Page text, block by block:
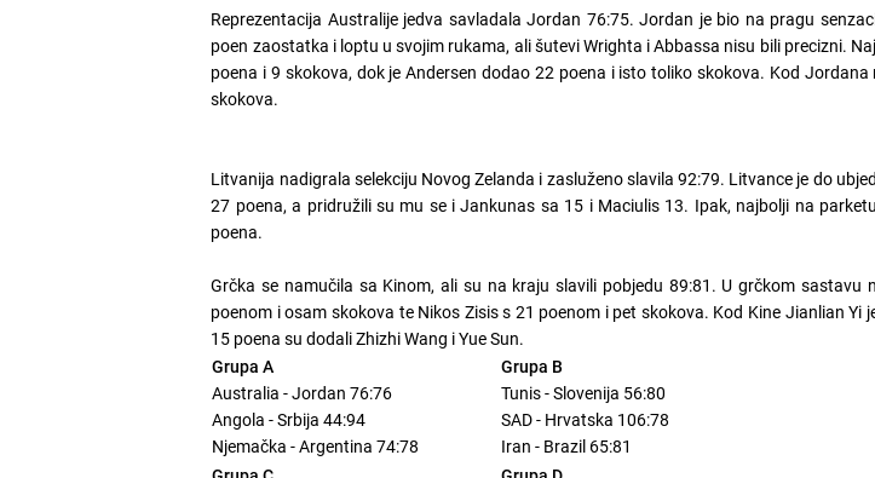
Reprezentacija Australije jedva savladala Jordan 76:75. Jordan je bio na pragu
poen zaostatka i loptu u svojim rukama, ali šutevi Wrighta i Abbassa nisu bili precizni.
poena i 9 skokova, dok je Andersen dodao 22 poena i isto toliko skokova. Kod
skokova.
Litvanija nadigrala selekciju Novog Zelanda i zasluženo slavila 92:79. Litvance je do
27 poena, a pridružili su mu se i Jankunas sa 15 i Maciulis 13. Ipak, najbolji na
poena.
Grčka se namučila sa Kinom, ali su na kraju slavili pobjedu 89:81. U grčkom sastavu
poenom i osam skokova te Nikos Zisis s 21 poenom i pet skokova. Kod Kine Jianlian Yi
15 poena su dodali Zhizhi Wang i Yue Sun.
Grupa A
Australia - Jordan 76:76
Angola - Srbija 44:94
Njemačka - Argentina 74:78
Grupa B
Tunis - Slovenija 56:80
SAD - Hrvatska 106:78
Iran - Brazil 65:81